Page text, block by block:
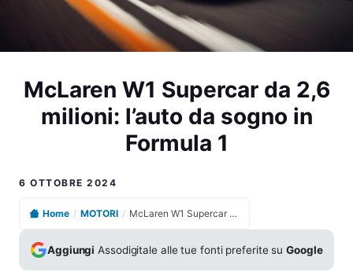
McLaren W1 Supercar da 2,6
milioni: l’auto da sogno in
Formula 1
6 OTTOBRE 2024
Home / MOTORI / McLaren W1 Supercar da 2,6 milioni: l’auto da sogno in Formula 1
Aggiungi Assodigitale alle tue fonti preferite suGoogle